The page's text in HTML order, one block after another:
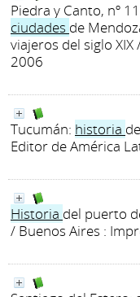
Piedra y Canto, nº
ciudades de
viajeros del siglo XIX
2006
Tucumán: historia de
Editor de América
Historia del puerto
/ Buenos Aires :